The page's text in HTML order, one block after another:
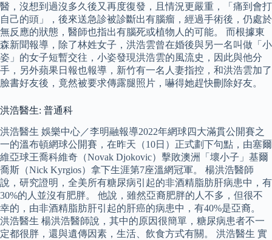
醫，沒想到過沒多久後又再度復發，且情況更嚴重，「痛到會打
自己的頭」，後來送急診被診斷出有腦瘤，經過手術後，仍處於
無反應的狀態，醫師也指出有腦死或植物人的可能。 而根據東
森新聞報導，除了林姓女子，洪浩雲曾在婚後與另一名叫做「小
姿」的女子短暫交往，小姿發現洪浩雲的風流史，因此與他分
手，另外蘋果日報也報導，新竹有一名人妻指控，和洪浩雲加了
臉書好友後，竟然被要求傳露腿照片，嚇得她趕快刪除好友。
洪浩醫生: 普通科
洪浩醫生 娛樂中心／李明融報導2022年網球四大滿貫公開賽之
一的溫布頓網球公開賽，在昨天（10日）正式劃下句點，由塞爾
維亞球王喬科維奇（Novak Djokovic）擊敗澳洲「壞小子」基爾
喬斯（Nick Kyrgios）拿下生涯第7座溫網冠軍。 楊洪浩醫師
說，研究證明，全美所有糖尿病引起的非酒精脂肪肝病患中，有
30%的人並沒有肥胖。 他說，雖然亞裔肥胖的人不多，但很不
幸的，由非酒精脂肪肝引起的肝癌的病患中，有40%是亞裔。
洪浩醫生 楊洪浩醫師說，其中的原因很簡單，糖尿病患者不一
定都很胖，還與遺傳因素，生活、飲食方式有關。 洪浩醫生 實